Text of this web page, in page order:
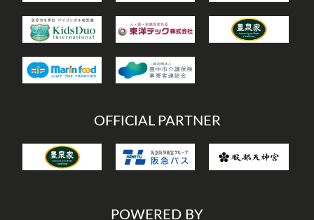
OFFICIAL PARTNER
POWERED BY